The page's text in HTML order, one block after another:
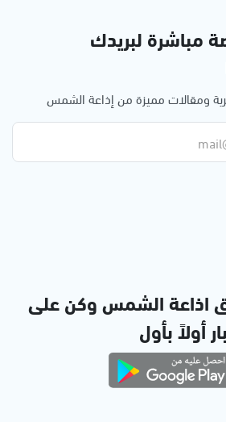
مباشرة لبريدك
ومقالات مميزة من إذاعة الشمس
اذاعة الشمس وكن على
أولاً بأول